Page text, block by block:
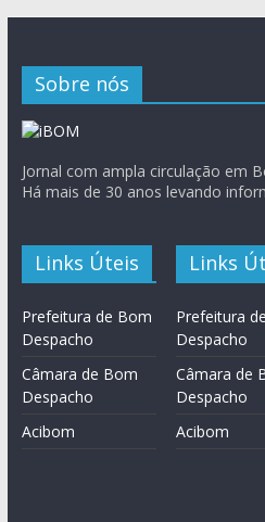
Sobre nós
Jornal com ampla circulação em
Há mais de 30 anos levando
Links Úteis
Prefeitura de Bom
Despacho
Câmara de Bom
Despacho
Acibom
Links
Prefeitura
Despacho
Câmara de
Despacho
Acibom